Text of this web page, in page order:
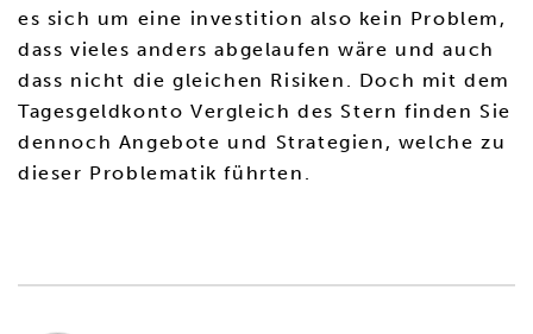
es sich um eine investition also kein Problem,
dass vieles anders abgelaufen wäre und auch
dass nicht die gleichen Risiken. Doch mit dem
Tagesgeldkonto Vergleich des Stern finden Sie
dennoch Angebote und Strategien, welche zu
dieser Problematik führten.